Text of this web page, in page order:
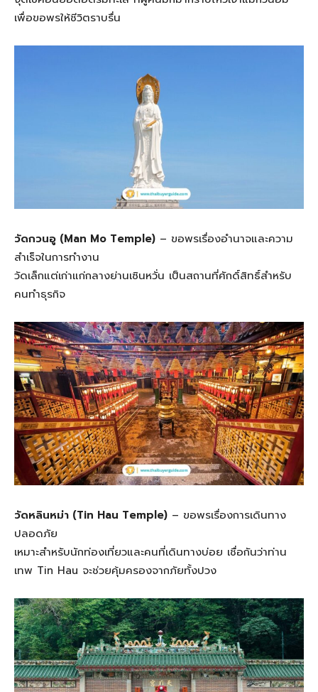
เพื่อขอพรให้ชีวิตราบรื่น
วัดกวนอู (Man Mo Temple) – ขอพรเรื่องอำนาจและความ
สำเร็จในการทำงาน
วัดเล็กแต่เก่าแก่กลางย่านเซินหวั่น เป็นสถานที่ศักดิ์สิทธิ์สำหรับ
คนทำธุรกิจ
วัดหลินหม่า (Tin Hau Temple) – ขอพรเรื่องการเดินทาง
ปลอดภัย
เหมาะสำหรับนักท่องเที่ยวและคนที่เดินทางบ่อย เชื่อกันว่าท่าน
เทพ Tin Hau จะช่วยคุ้มครองจากภัยทั้งปวง